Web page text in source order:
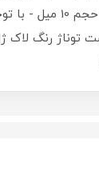
دستگاه يو